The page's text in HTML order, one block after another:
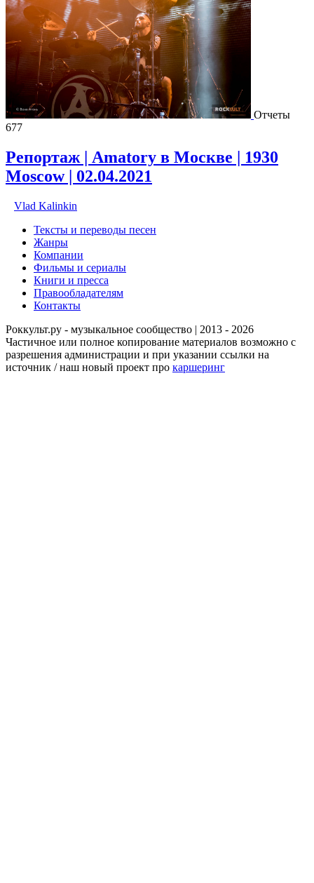
Отчеты
677
Репортаж | Amatory в Москве | 1930
Moscow | 02.04.2021
Vlad Kalinkin
Тексты и переводы песен
Жанры
Компании
Фильмы и сериалы
Книги и пресса
Правообладателям
Контакты
Роккульт.ру - музыкальное сообщество | 2013 - 2026
Частичное или полное копирование материалов возможно с
разрешения администрации и при указании ссылки на
источник / наш новый проект про каршеринг